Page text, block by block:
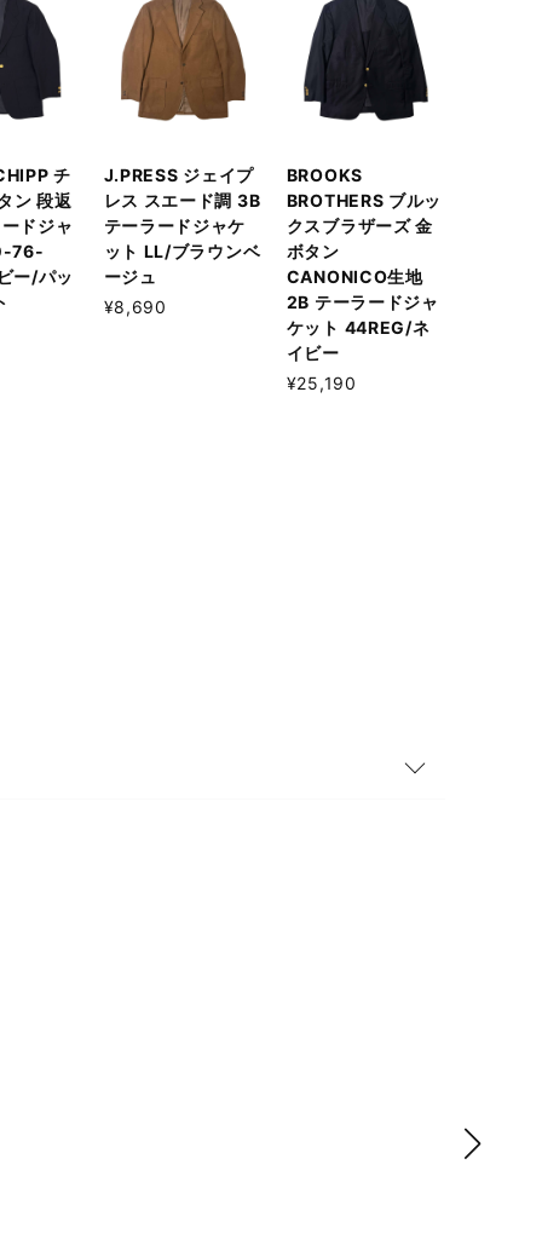
チ
ン 段返
ドジャ
76-
ー/パッ
J.PRESS ジェイプ
レス スエード調 3B
テーラードジャケ
ット LL/ブラウンベ
ージュ
¥8,690
BROOKS
BROTHERS ブルッ
クスブラザーズ 金
ボタン
CANONICO生地
2B テーラードジャ
ケット 44REG/ネ
イビー
¥25,190